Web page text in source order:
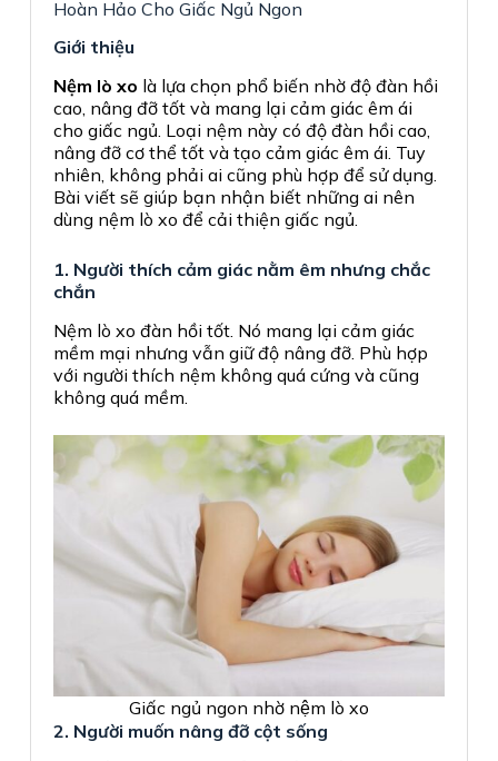
Hoàn Hảo Cho Giấc Ngủ Ngon
Giới thiệu
Nệm lò xo là lựa chọn phổ biến nhờ độ đàn hồi
cao, nâng đỡ tốt và mang lại cảm giác êm ái
cho giấc ngủ. Loại nệm này có độ đàn hồi cao,
nâng đỡ cơ thể tốt và tạo cảm giác êm ái. Tuy
nhiên, không phải ai cũng phù hợp để sử dụng.
Bài viết sẽ giúp bạn nhận biết những ai nên
dùng nệm lò xo để cải thiện giấc ngủ.
1. Người thích cảm giác nằm êm nhưng chắc
chắn
Nệm lò xo đàn hồi tốt. Nó mang lại cảm giác
mềm mại nhưng vẫn giữ độ nâng đỡ. Phù hợp
với người thích nệm không quá cứng và cũng
không quá mềm.
Giấc ngủ ngon nhờ nệm lò xo
2. Người muốn nâng đỡ cột sống